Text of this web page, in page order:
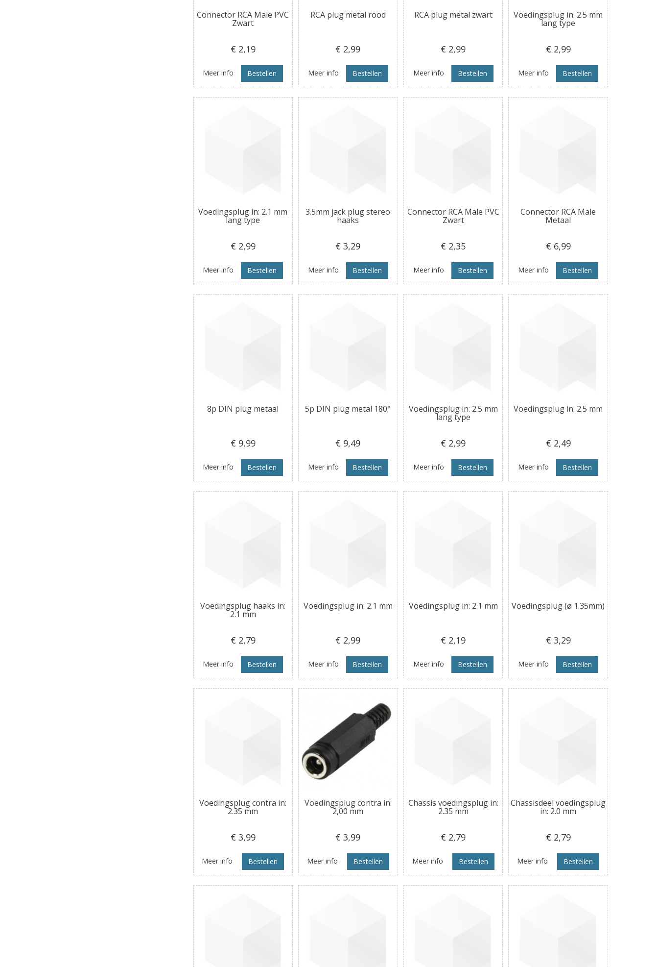
Connector RCA Male PVC
Zwart
€ 2,19
Meer info Bestellen
RCA plug metal rood
€ 2,99
Meer info Bestellen
RCA plug metal zwart
€ 2,99
Meer info Bestellen
Voedingsplug in: 2.5 mm
lang type
€ 2,99
Meer info Bestellen
Voedingsplug in: 2.1 mm
lang type
€ 2,99
Meer info Bestellen
3.5mm jack plug stereo
haaks
€ 3,29
Meer info Bestellen
Connector RCA Male PVC
Zwart
€ 2,35
Meer info Bestellen
Connector RCA Male
Metaal
€ 6,99
Meer info Bestellen
8p DIN plug metaal
€ 9,99
Meer info Bestellen
5p DIN plug metal 180°
€ 9,49
Meer info Bestellen
Voedingsplug in: 2.5 mm
lang type
€ 2,99
Meer info Bestellen
Voedingsplug in: 2.5 mm
€ 2,49
Meer info Bestellen
Voedingsplug haaks in:
2.1 mm
€ 2,79
Meer info Bestellen
Voedingsplug in: 2.1 mm
€ 2,99
Meer info Bestellen
Voedingsplug in: 2.1 mm
€ 2,19
Meer info Bestellen
Voedingsplug (ø 1.35mm)
€ 3,29
Meer info Bestellen
Voedingsplug contra in:
2.35 mm
€ 3,99
Meer info Bestellen
Voedingsplug contra in:
2,00 mm
€ 3,99
Meer info Bestellen
Chassis voedingsplug in:
2.35 mm
€ 2,79
Meer info Bestellen
Chassisdeel voedingsplug
in: 2.0 mm
€ 2,79
Meer info Bestellen